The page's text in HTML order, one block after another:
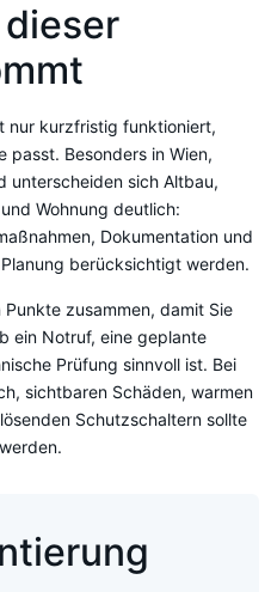
nur kurzfristig funktioniert,
passt. Besonders in Wien,
unterscheiden sich Altbau,
Wohnung deutlich:
Dokumentation und
berücksichtigt werden.
zusammen, damit Sie
ein Notruf, eine geplante
Prüfung sinnvoll ist. Bei
sichtbaren Schäden, warmen
Schutzschaltern sollte